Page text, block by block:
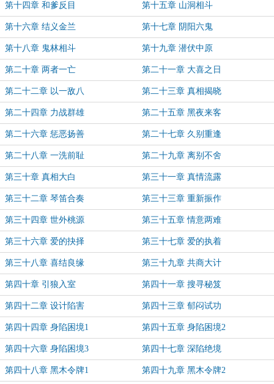
第十四章 和爹反目 第十五章 山洞相斗
第十六章 结义金兰 第十七章 阴阳六鬼
第十八章 鬼林相斗 第十九章 潜伏中原
第二十章 两者一亡 第二十一章 大喜之日
第二十二章 以一敌八 第二十三章 真相揭晓
第二十四章 力战群雄 第二十五章 黑夜来客
第二十六章 惩恶扬善 第二十七章 久别重逢
第二十八章 一洗前耻 第二十九章 离别不舍
第三十章 真相大白 第三十一章 真情流露
第三十二章 琴笛合奏 第三十三章 重新振作
第三十四章 世外桃源 第三十五章 情意两难
第三十六章 爱的抉择 第三十七章 爱的执着
第三十八章 喜结良缘 第三十九章 共商大计
第四十章 引狼入室 第四十一章 搜寻秘笈
第四十二章 设计陷害 第四十三章 郁闷试功
第四十四章 身陷困境1 第四十五章 身陷困境2
第四十六章 身陷困境3 第四十七章 深陷绝境
第四十八章 黑木令牌1 第四十九章 黑木令牌2